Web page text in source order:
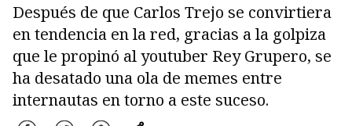
Después de que Carlos Trejo se convirtiera
en tendencia en la red, gracias a la golpiza
que le propinó al youtuber Rey Grupero, se
ha desatado una ola de memes entre
internautas en torno a este suceso.
Facebook Twitter Correo comparte